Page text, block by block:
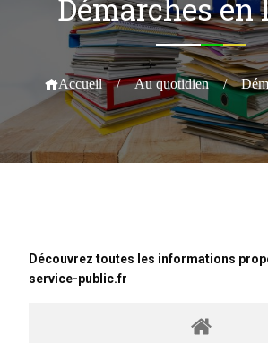
Démarches en
Accueil / Au quotidien /
Découvrez toutes les informations
service-public.fr